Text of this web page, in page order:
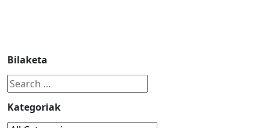
Bilaketa
Kategoriak